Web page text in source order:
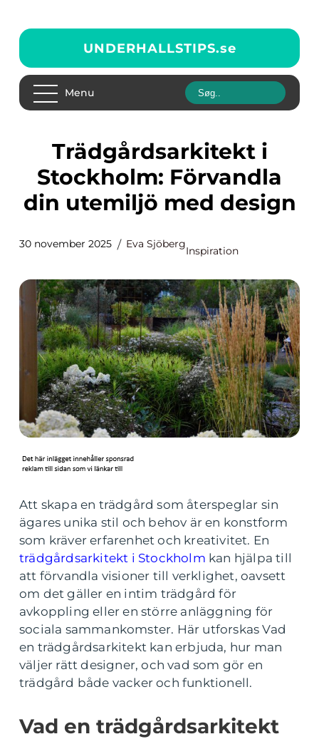
UNDERHALLSTIPS.se
Menu
Trädgårdsarkitekt i
Stockholm: Förvandla
din utemiljö med design
30 november 2025 Eva Sjöberg
Inspiration
Att skapa en trädgård som återspeglar sin
ägares unika stil och behov är en konstform
som kräver erfarenhet och kreativitet. En
trädgårdsarkitekt i Stockholm kan hjälpa till
att förvandla visioner till verklighet, oavsett
om det gäller en intim trädgård för
avkoppling eller en större anläggning för
sociala sammankomster. Här utforskas Vad
en trädgårdsarkitekt kan erbjuda, hur man
väljer rätt designer, och vad som gör en
trädgård både vacker och funktionell.
Vad en trädgårdsarkitekt